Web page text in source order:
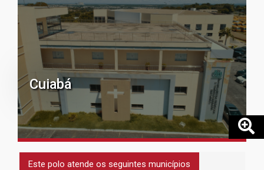
Cuiabá
Este polo atende os seguintes municípios